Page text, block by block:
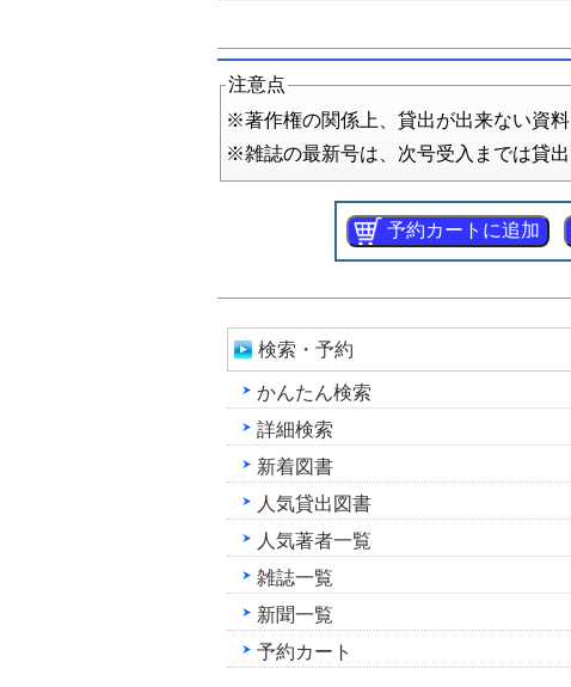
注意点
※著作権の関係上、貸出が出来ない資
※雑誌の最新号は、次号受入までは貸
検索・予約
かんたん検索
詳細検索
新着図書
人気貸出図書
人気著者一覧
雑誌一覧
新聞一覧
予約カート